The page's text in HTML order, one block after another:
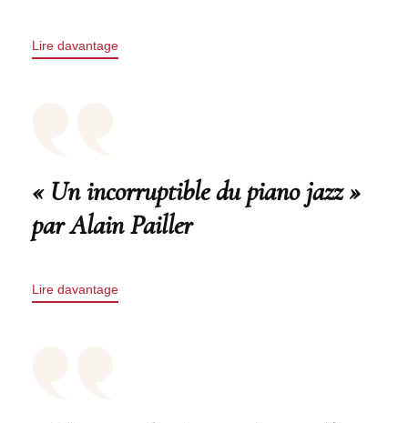
Lire davantage
« Un incorruptible du piano jazz »
par Alain Pailler
Lire davantage